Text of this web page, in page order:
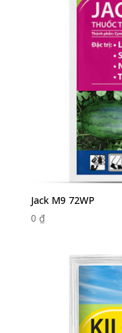
Jack M9 72WP
0 ₫